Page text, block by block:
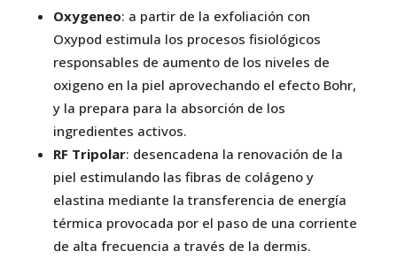
Oxygeneo: a partir de la exfoliación con
Oxypod estimula los procesos fisiológicos
responsables de aumento de los niveles de
oxigeno en la piel aprovechando el efecto Bohr,
y la prepara para la absorción de los
ingredientes activos.
RF Tripolar: desencadena la renovación de la
piel estimulando las fibras de colágeno y
elastina mediante la transferencia de energía
térmica provocada por el paso de una corriente
de alta frecuencia a través de la dermis.